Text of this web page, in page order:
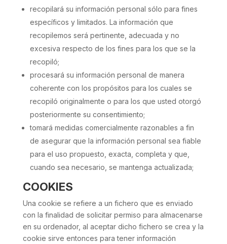
recopilará su información personal sólo para fines
específicos y limitados. La información que
recopilemos será pertinente, adecuada y no
excesiva respecto de los fines para los que se la
recopiló;
procesará su información personal de manera
coherente con los propósitos para los cuales se
recopiló originalmente o para los que usted otorgó
posteriormente su consentimiento;
tomará medidas comercialmente razonables a fin
de asegurar que la información personal sea fiable
para el uso propuesto, exacta, completa y que,
cuando sea necesario, se mantenga actualizada;
COOKIES
Una cookie se refiere a un fichero que es enviado
con la finalidad de solicitar permiso para almacenarse
en su ordenador, al aceptar dicho fichero se crea y la
cookie sirve entonces para tener información